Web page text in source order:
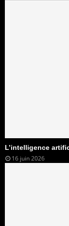
L’intelligence
16 juin 2026